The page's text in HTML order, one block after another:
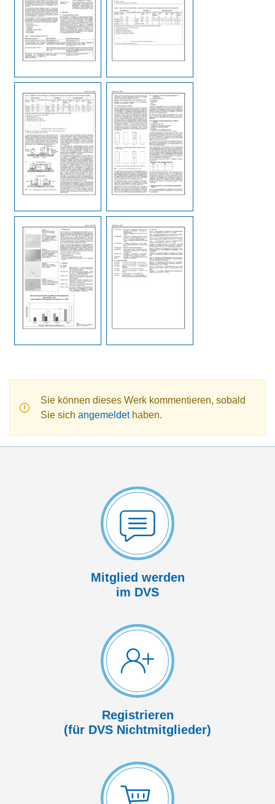
Sie können dieses Werk kommentieren, sobald
Sie sich angemeldethaben.
Mitglied werden
im DVS
Registrieren
(für DVS Nicht­mitglieder)